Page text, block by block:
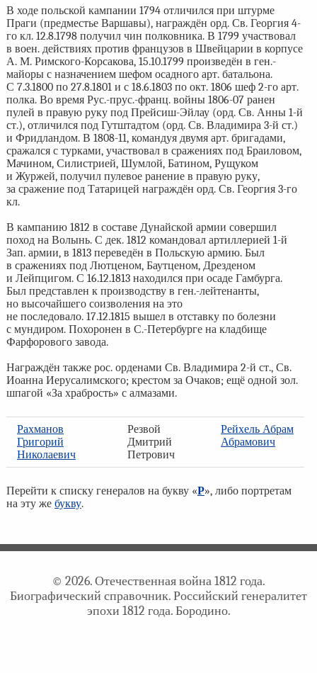
В ходе польской кампании 1794 отличился при штурме
Праги (предместье Варшавы), награждён орд. Св. Георгия 4-
го кл. 12.8.1798 получил чин полковника. В 1799 участвовал
в воен. действиях против французов в Швейцарии в корпусе
А. М. Римского-Корсакова, 15.10.1799 произведён в ген.-
майоры с назначением шефом осадного арт. батальона.
С 7.3.1800 по 27.8.1801 и с 18.6.1803 по окт. 1806 шеф 2-го арт.
полка. Во время Рус.-прус.-франц. войны 1806-07 ранен
пулей в правую руку под Прейсиш-Эйлау (орд. Св. Анны 1-й
ст.), отличился под Гутштадтом (орд. Св. Владимира 3-й ст.)
и Фридландом. В 1808-11, командуя двумя арт. бригадами,
сражался с турками, участвовал в сражениях под Браиловом,
Мачином, Силистрией, Шумлой, Батином, Рущуком
и Журжей, получил пулевое ранение в правую руку,
за сражение под Татарицей награждён орд. Св. Георгия 3-го
кл.
В кампанию 1812 в составе Дунайской армии совершил
поход на Волынь. С дек. 1812 командовал артиллерией 1-й
Зап. армии, в 1813 переведён в Польскую армию. Был
в сражениях под Лютценом, Баутценом, Дрезденом
и Лейпцигом. С 16.12.1813 находился при осаде Гамбурга.
Был представлен к производству в ген.-лейтенанты,
но высочайшего соизволения на это
не последовало. 17.12.1815 вышел в отставку по болезни
с мундиром. Похоронен в С.-Петербурге на кладбище
Фарфорового завода.
Награждён также рос. орденами Св. Владимира 2-й ст., Св.
Иоанна Иерусалимского; крестом за Очаков; ещё одной зол.
шпагой «За храбрость» с алмазами.
Рахманов
Григорий
Николаевич
Резвой
Дмитрий
Петрович
Рейхель Абрам
Абрамович
Перейти к списку генералов на букву «Р», либо портретам
на эту же букву.
© 2026. Отечественная война 1812 года.
Биографический справочник. Российский генералитет
эпохи 1812 года. Бородино.